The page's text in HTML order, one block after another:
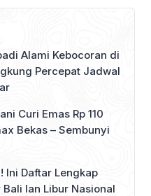
Alami Kebocoran di
Percepat Jadwal
Curi Emas Rp 110
Bekas – Sembunyi
Ini Daftar Lengkap
lan Libur Nasional